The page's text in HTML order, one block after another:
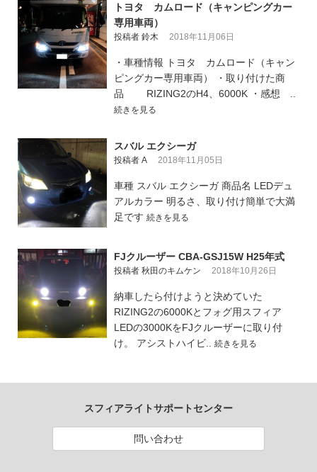
トヨタ カムロード（キャンピングカー
専用車両）
投稿者 鈴木 2018年11月06日
・車種情報 トヨタ カムロード（キャン
ピングカー専用車両） ・取り付けた商
品 RIZING2のH4、6000K ・感想 ..
続きを見る
スバル エクシーガ
投稿者 A 2018年11月05日
車種 スバル エクシーガ 商品名 LEDデュ
アルカラー 明るさ、取り付け簡単で大満
足です 続きを見る
FJクルーザー CBA-GSJ15W H25年式
投稿者 秋田のキムケン 2018年10月26日
納車したら付けようと決めていた
RIZING2の6000Kとフォグ用スフィア
LEDの3000KをFJクルーザーに取り付
け。 アシストハイビ.. 続きを見る
スフィアライトサポートセンター
問い合わせ